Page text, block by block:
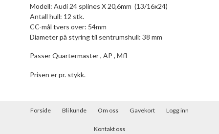
Modell: Audi 24 splines X 20,6mm (13/16x24)
Antall hull: 12 stk.
CC-mål tvers over: 54mm
Diameter på styring til sentrumshull: 38 mm
Passer Quartermaster , AP , Mfl
Prisen er pr. stykk.
Forside Bli kunde Om oss Gavekort Logg inn
Kontakt oss